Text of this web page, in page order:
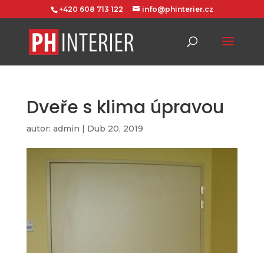
+420 608 713 122 info@phinterier.cz
Dveře s klima úpravou
autor: admin | Dub 20, 2019